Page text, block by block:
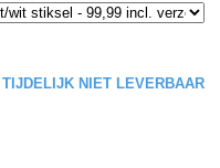
NIET LEVERBAAR